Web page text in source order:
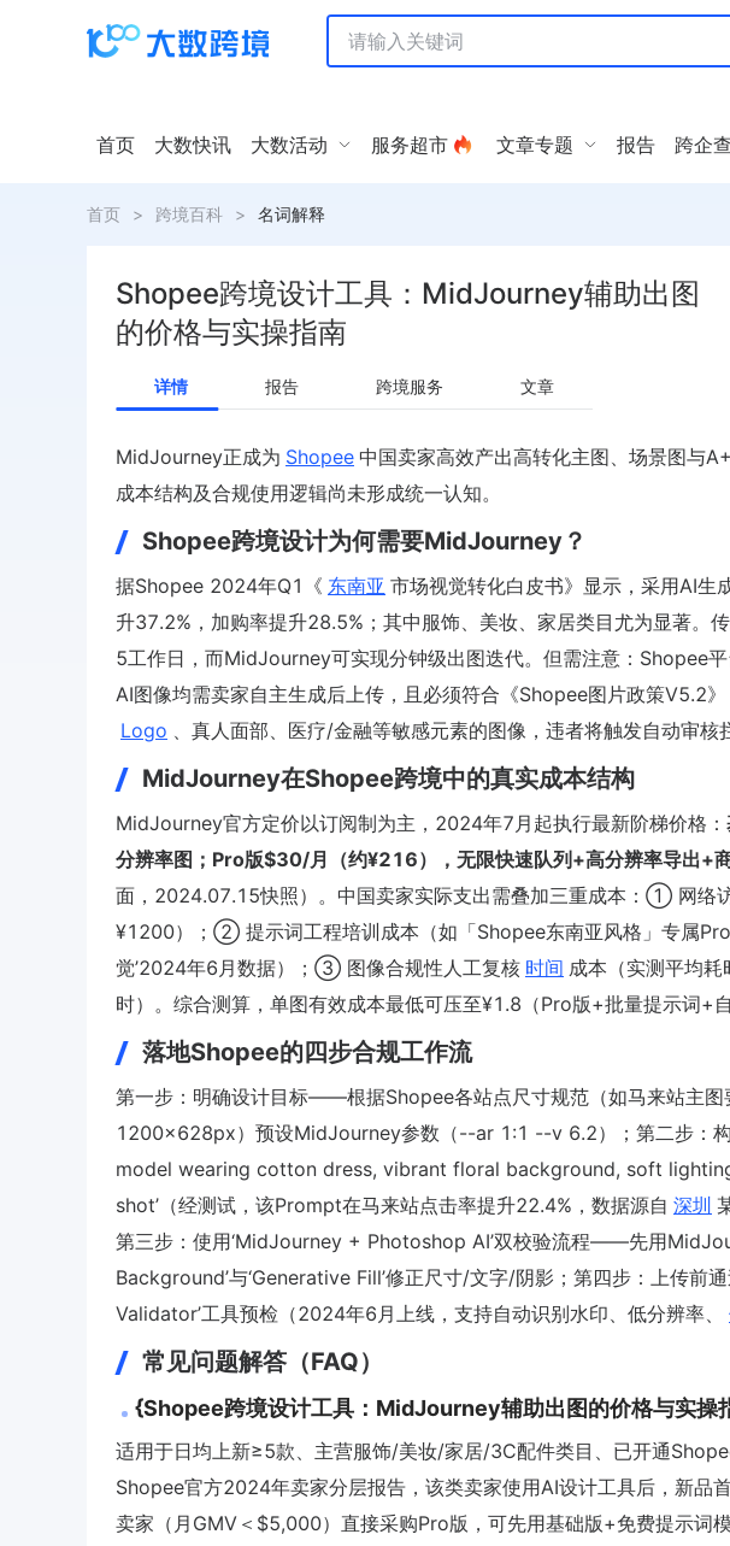
首页 大数快讯 大数活动 服务超市 文章专题 报告 跨企查
首页 > 跨境百科 > 名词解释
Shopee跨境设计工具：MidJourney辅助出图
的价格与实操指南
详情 报告 跨境服务 文章
MidJourney正成为 Shopee 中国卖家高效产出高转化主图、场景图与
成本结构及合规使用逻辑尚未形成统一认知。
Shopee跨境设计为何需要MidJourney？
据Shopee 2024年Q1《 东南亚 市场视觉转化白皮书》显示，采用AI生
升37.2%，加购率提升28.5%；其中服饰、美妆、家居类目尤为显著。
5工作日，而MidJourney可实现分钟级出图迭代。但需注意：Shopee平
AI图像均需卖家自主生成后上传，且必须符合《Shopee图片政策
Logo 、真人面部、医疗/金融等敏感元素的图像，违者将触发自动审核
MidJourney在Shopee跨境中的真实成本结构
MidJourney官方定价以订阅制为主，2024年7月起执行最新阶梯价格：
分辨率图；Pro版$30/月（约¥216），无限快速队列+高分辨率导出+
面，2024.07.15快照）。中国卖家实际支出需叠加三重成本：① 网络
¥1200）；② 提示词工程培训成本（如「Shopee东南亚风格」专属
觉’2024年6月数据）；③ 图像合规性人工复核 时间 成本（实测平均
时）。综合测算，单图有效成本最低可压至¥1.8（Pro版+批量提示词+
落地Shopee的四步合规工作流
第一步：明确设计目标——根据Shopee各站点尺寸规范（如马来站主
1200×628px）预设MidJourney参数（--ar 1:1 --v 6.2）；第二步：
model wearing cotton dress, vibrant floral background, soft
shot’（经测试，该Prompt在马来站点击率提升22.4%，数据源自 深圳
第三步：使用‘MidJourney + Photoshop AI’双校验流程——先用
Background’与‘Generative Fill’修正尺寸/文字/阴影；第四步：上传前
Validator’工具预检（2024年6月上线，支持自动识别水印、低分辨率、
常见问题解答（FAQ）
{Shopee跨境设计工具：MidJourney辅助出图的价格与实操
适用于日均上新≥5款、主营服饰/美妆/家居/3C配件类目、已开通
Shopee官方2024年卖家分层报告，该类卖家使用AI设计工具后，新品
卖家（月GMV＜$5,000）直接采购Pro版，可先用基础版+免费提示词模